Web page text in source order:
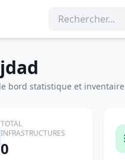
bord statistique et inventaire
TOTAL
INFRASTRUCTURES
0